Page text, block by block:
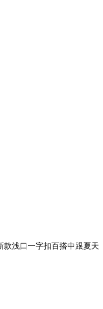
款浅口一字扣百搭中跟夏天